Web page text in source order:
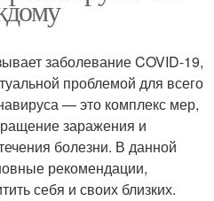
заболевание COVID-19,
проблемой для всего
— это комплекс мер,
заражения и
болезни. В данной
рекомендации,
себя и своих близких.